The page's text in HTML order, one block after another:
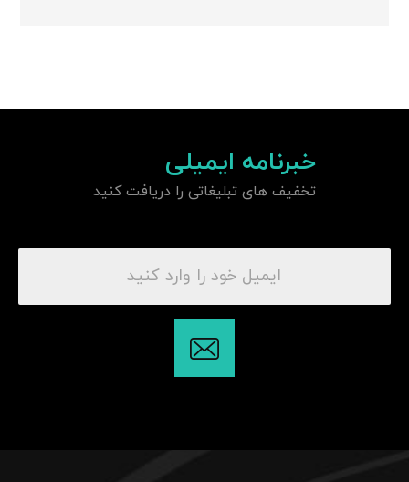
خبرنامه ایمیلی
تخفیف های تبلیغاتی را دریافت کنید